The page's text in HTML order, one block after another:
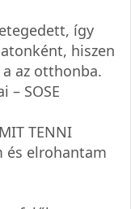
így
hiszen
az otthonba.
– SOSE
TENNI
és elrohantam